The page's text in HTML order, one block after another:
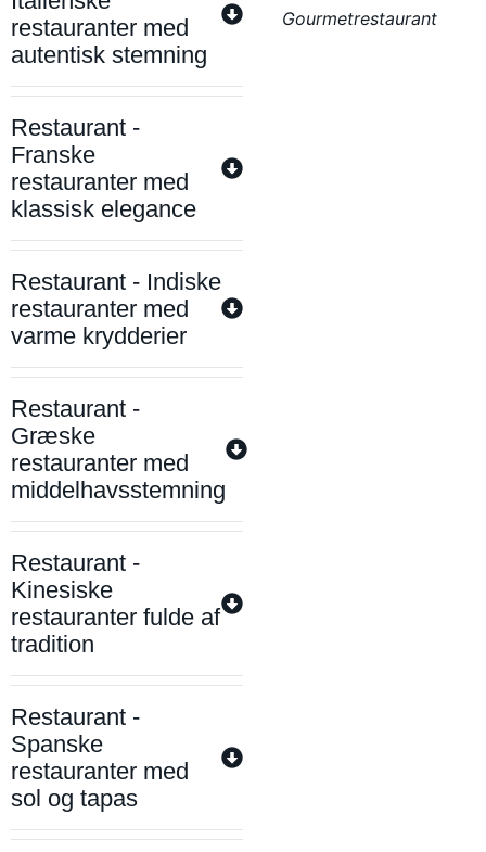
restauranter med
autentisk stemning
Restaurant -
Franske
restauranter med
klassisk elegance
Restaurant - Indiske
restauranter med
varme krydderier
Restaurant -
Græske
restauranter med
middelhavsstemning
Restaurant -
Kinesiske
restauranter fulde af
tradition
Restaurant -
Spanske
restauranter med
sol og tapas
Gourmetrestaurant